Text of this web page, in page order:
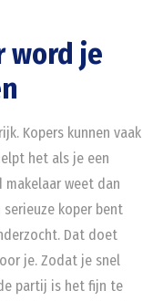
word je
Kopers kunnen vaak
het als je een
makelaar weet dan
koper bent
Dat doet
je. Zodat je snel
partij is het fijn te